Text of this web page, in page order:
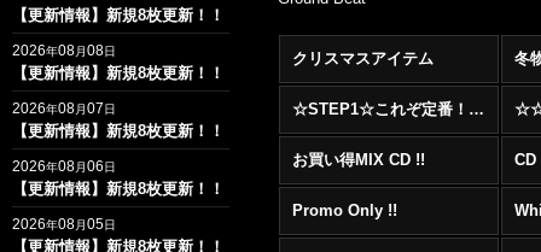
【更新情報】新規8枚更新！！
2026年08月08日
【更新情報】新規8枚更新！！
2026年08月07日
【更新情報】新規8枚更新！！
2026年08月06日
【更新情報】新規8枚更新！！
2026年08月05日
【更新情報】新規8枚更新！！
クリスマスアイテム 冬
☆STEP1☆これぞ定番！！まずはここから！2000年代R&BフロアヒットBest 100 !!!
お買い得MIX CD !!
Promo Only !!